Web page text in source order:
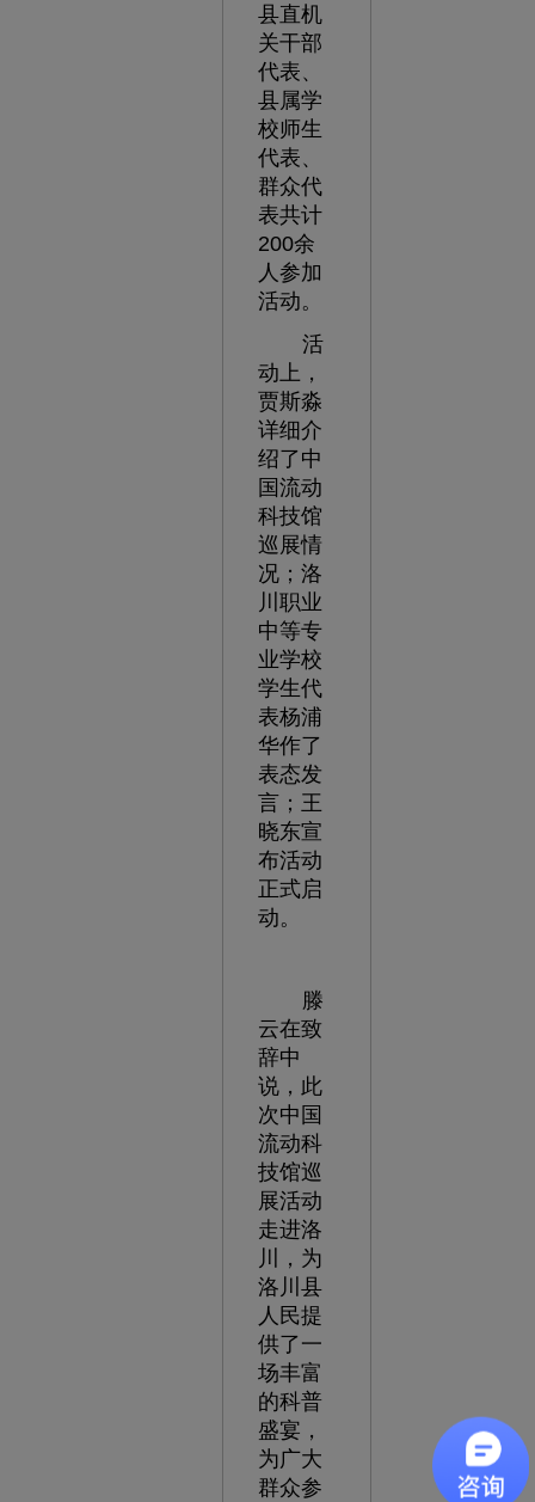
县直机
关干部
代表、
县属学
校师生
代表、
群众代
表共计
200余
人参加
活动。
活
动上，
贾斯淼
详细介
绍了中
国流动
科技馆
巡展情
况；洛
川职业
中等专
业学校
学生代
表杨浦
华作了
表态发
言；王
晓东宣
布活动
正式启
动。
滕
云在致
辞中
说，此
次中国
流动科
技馆巡
展活动
走进洛
川，为
洛川县
人民提
供了一
场丰富
的科普
盛宴，
为广大
群众参